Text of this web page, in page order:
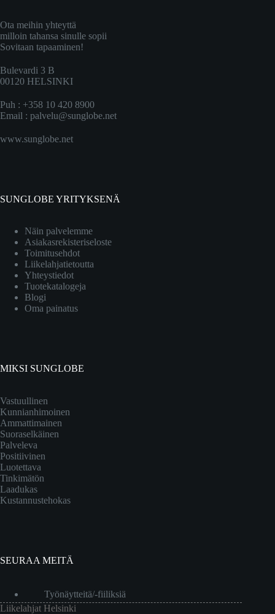
Ota meihin yhteyttä
milloin tahansa sinulle sopii
Sovitaan tapaaminen!
Bulevardi 3 B
00120 HELSINKI
Puh : +358 10 420 8900
Email : palvelu@sunglobe.net
www.sunglobe.net
SUNGLOBE YRITYKSENÄ
Näin palvelemme
Asiakasrekisteriseloste
Toimitusehdot
Liikelahjatietoutta
Yhteystiedot
Tuotekatalogeja
Blogi
Oma painatus
MIKSI SUNGLOBE
Vastuullinen
Kunnianhimoinen
Ammattimainen
Suoraselkäinen
Palveleva
Positiivinen
Luotettava
Tinkimätön
Laadukas
Kustannustehokas
SEURAA MEITÄ
Työnäytteitä/-fiiliksiä
Liikelahjat Helsinki